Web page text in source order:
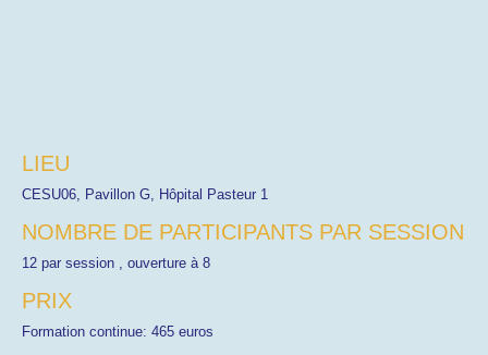
LIEU
CESU06, Pavillon G, Hôpital Pasteur 1
NOMBRE DE PARTICIPANTS PAR SESSION
12 par session , ouverture à 8
PRIX
Formation continue: 465 euros